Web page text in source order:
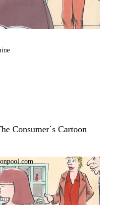
Consumer´s Cartoon